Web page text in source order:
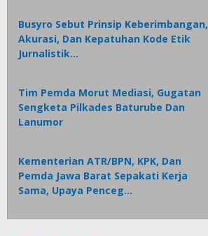
Busyro Sebut Prinsip Keberimbangan,
Akurasi, Dan Kepatuhan Kode Etik
Jurnalistik…
Tim Pemda Morut Mediasi, Gugatan
Sengketa Pilkades Baturube Dan
Lanumor
Kementerian ATR/BPN, KPK, Dan
Pemda Jawa Barat Sepakati Kerja
Sama, Upaya Penceg…